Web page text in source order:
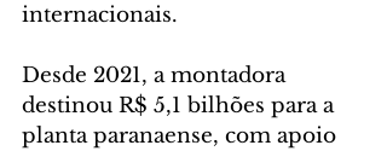
internacionais.
Desde 2021, a montadora
destinou R$ 5,1 bilhões para a
planta paranaense, com apoio